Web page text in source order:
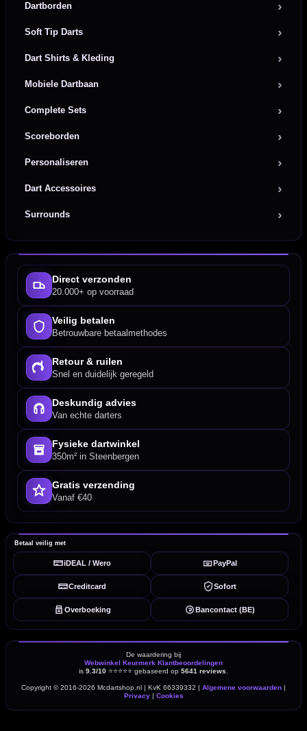
Dartborden
Soft Tip Darts
Dart Shirts & Kleding
Mobiele Dartbaan
Complete Sets
Scoreborden
Personaliseren
Dart Accessoires
Surrounds
Direct verzonden
20.000+ op voorraad
Veilig betalen
Betrouwbare betaalmethodes
Retour & ruilen
Snel en duidelijk geregeld
Deskundig advies
Van echte darters
Fysieke dartwinkel
350m² in Steenbergen
Gratis verzending
Vanaf €40
Betaal veilig met
iDEAL / Wero PayPal
Creditcard Sofort
Overboeking Bancontact (BE)
De waardering bij
Webwinkel Keurmerk Klantbeoordelingen
is 9.3/10 ⭐⭐⭐⭐⭐ gebaseerd op 5641 reviews
Copyright © 2016-2026 Mcdartshop.nl | KvK 66339332 | Algemene voorwaarden |
Privacy| Cookies